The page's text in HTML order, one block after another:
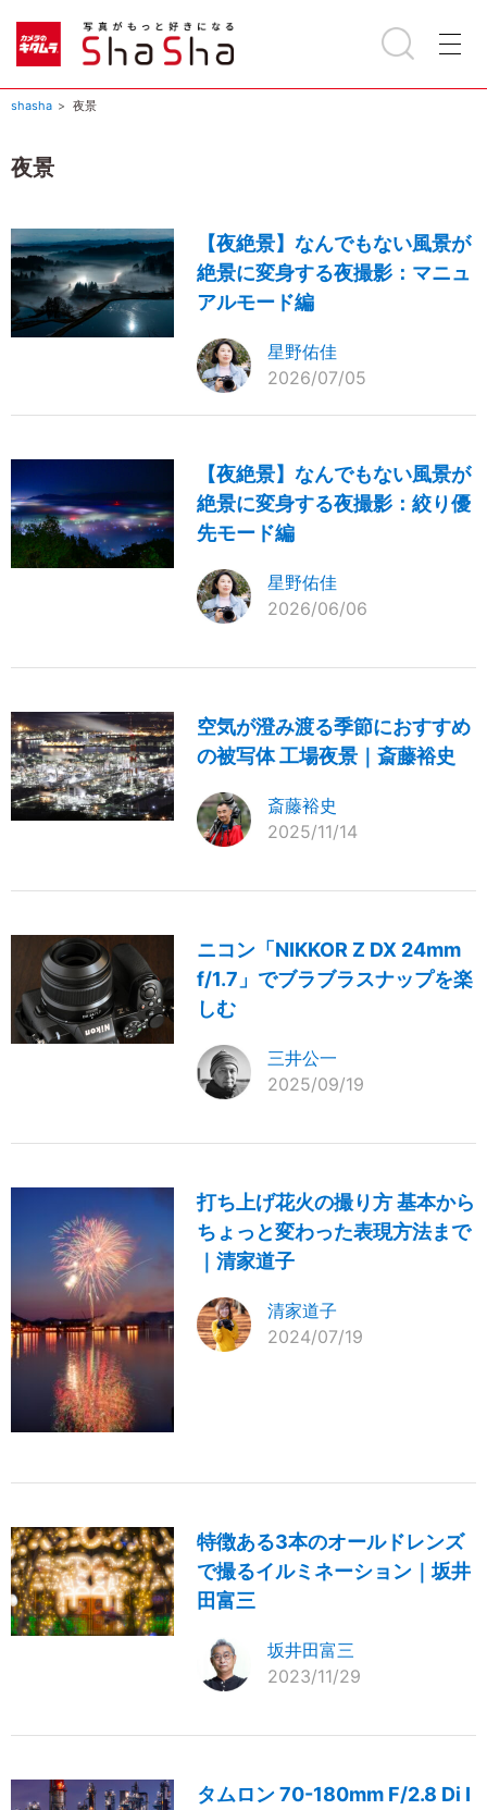
shasha 夜景
夜景
【夜絶景】なんでもない風景が
絶景に変身する夜撮影：マニュ
アルモード編
星野佑佳
2026/07/05
【夜絶景】なんでもない風景が
絶景に変身する夜撮影：絞り優
先モード編
星野佑佳
2026/06/06
空気が澄み渡る季節におすすめ
の被写体 工場夜景｜斎藤裕史
斎藤裕史
2025/11/14
ニコン「NIKKOR Z DX 24mm
f/1.7」でブラブラスナップを楽
しむ
三井公一
2025/09/19
打ち上げ花火の撮り方 基本から
ちょっと変わった表現方法まで
｜清家道子
清家道子
2024/07/19
特徴ある3本のオールドレンズ
で撮るイルミネーション｜坂井
田富三
坂井田富三
2023/11/29
タムロン 70-180mm F/2.8 Di I